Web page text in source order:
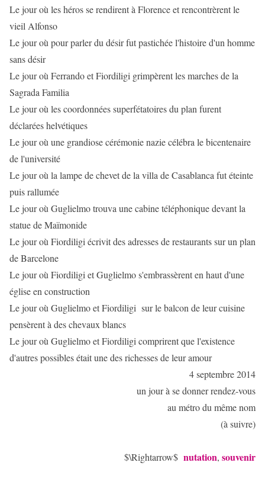
Le jour où les héros se rendirent à Florence et rencontrèrent le
vieil Alfonso
Le jour où pour parler du désir fut pastichée l'histoire d'un homme
sans désir
Le jour où Ferrando et Fiordiligi grimpèrent les marches de la
Sagrada Familia
Le jour où les coordonnées superfétatoires du plan furent
déclarées helvétiques
Le jour où une grandiose cérémonie nazie célébra le bicentenaire
de l'université
Le jour où la lampe de chevet de la villa de Casablanca fut éteinte
puis rallumée
Le jour où Guglielmo trouva une cabine téléphonique devant la
statue de Maïmonide
Le jour où Fiordiligi écrivit des adresses de restaurants sur un plan
de Barcelone
Le jour où Fiordiligi et Guglielmo s'embrassèrent en haut d'une
église en construction
Le jour où Guglielmo et Fiordiligi sur le balcon de leur cuisine
pensèrent à des chevaux blancs
Le jour où Guglielmo et Fiordiligi comprirent que l'existence
d'autres possibles était une des richesses de leur amour
4 septembre 2014
un jour à se donner rendez-vous
au métro du même nom
(à suivre)
$\Rightarrow$ nutation, souvenir